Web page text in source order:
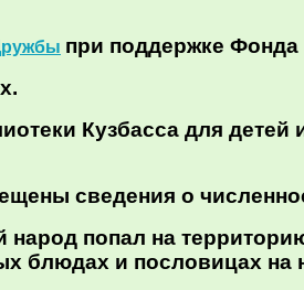
при поддержке Фонда
Кузбасса для
сведения о
народ попал на
блюдах и пословицах на